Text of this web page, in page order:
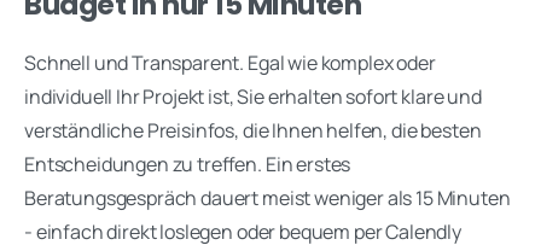
Schnell und Transparent. Egal wie komplex oder
individuell Ihr Projekt ist, Sie erhalten sofort klare und
verständliche Preisinfos, die Ihnen helfen, die besten
Entscheidungen zu treffen. Ein erstes
Beratungsgespräch dauert meist weniger als 15 Minuten
- einfach direkt loslegen oder bequem per Calendly